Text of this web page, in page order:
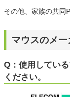
その他、家族の共同
マウスのメ
Q：使用してい
ください。